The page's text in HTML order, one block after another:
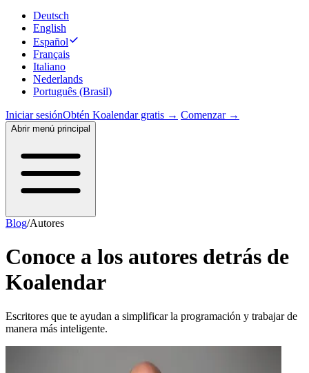
Deutsch
English
Español
Français
Italiano
Nederlands
Português (Brasil)
Iniciar sesiónObtén Koalendar gratis → Comenzar →
Abrir menú principal
Blog/Autores
Conoce a los autores detrás de
Koalendar
Escritores que te ayudan a simplificar la programación y trabajar de
manera más inteligente.